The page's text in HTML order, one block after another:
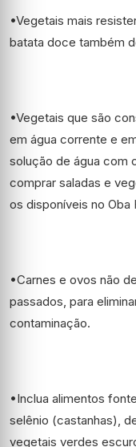
•Vegetais mais
batata doce também
•Vegetais que são
em água corrente e
solução de água com
comprar saladas e
os disponíveis no Oba
•Carnes e ovos não
passados, para
contaminação.
•Inclua alimentos
selênio (castanhas),
vegetais verdes